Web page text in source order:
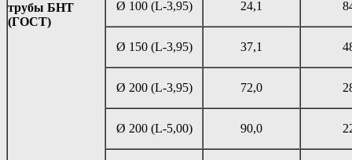
трубы БНТ
(ГОСТ)
Ø 100 (L-3,95) 24,1
Ø 150 (L-3,95) 37,1
Ø 200 (L-3,95) 72,0
Ø 200 (L-5,00) 90,0